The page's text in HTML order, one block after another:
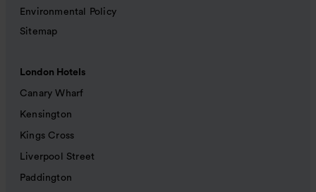
Environmental Policy
Sitemap
London Hotels
Canary Wharf
Kensington
Kings Cross
Liverpool Street
Paddington